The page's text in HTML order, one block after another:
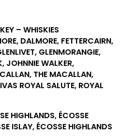
– WHISKIES
DALMORE, FETTERCAIRN,
GLENMORANGIE,
JOHNNIE WALKER,
THE MACALLAN,
ROYAL SALUTE, ROYAL
HIGHLANDS, ÉCOSSE
ISLAY, ÉCOSSE HIGHLANDS